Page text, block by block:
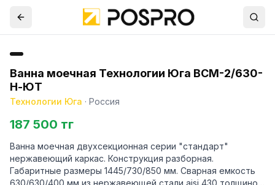
Ванна моечная Технологии Юга ВСМ-2/630-
Н-ЮТ
Технологии Юга · Россия
187 500 тг
Ванна моечная двухсекционная серии "стандарт"
нержавеющий каркас. Конструкция разборная.
Габаритные размеры 1445/730/850 мм. Сварная емкость
630/630/400 мм из нержавеющей стали aisi 430 толщиной